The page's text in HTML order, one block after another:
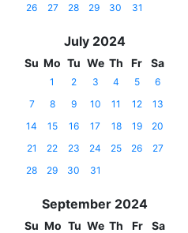
26
27 28 29 30 31
July 2024
Su Mo Tu We Th Fr Sa
1 2 3 4 5
6
7
8 9 10 11 12
13
14
15 16 17 18 19
20
21
22 23 24 25 26
27
28
29 30 31
September 2024
Su Mo Tu We Th Fr Sa